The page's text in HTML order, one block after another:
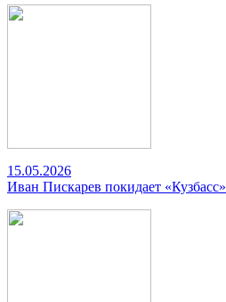
15.05.2026
Иван Пискарев покидает «Кузбасс»